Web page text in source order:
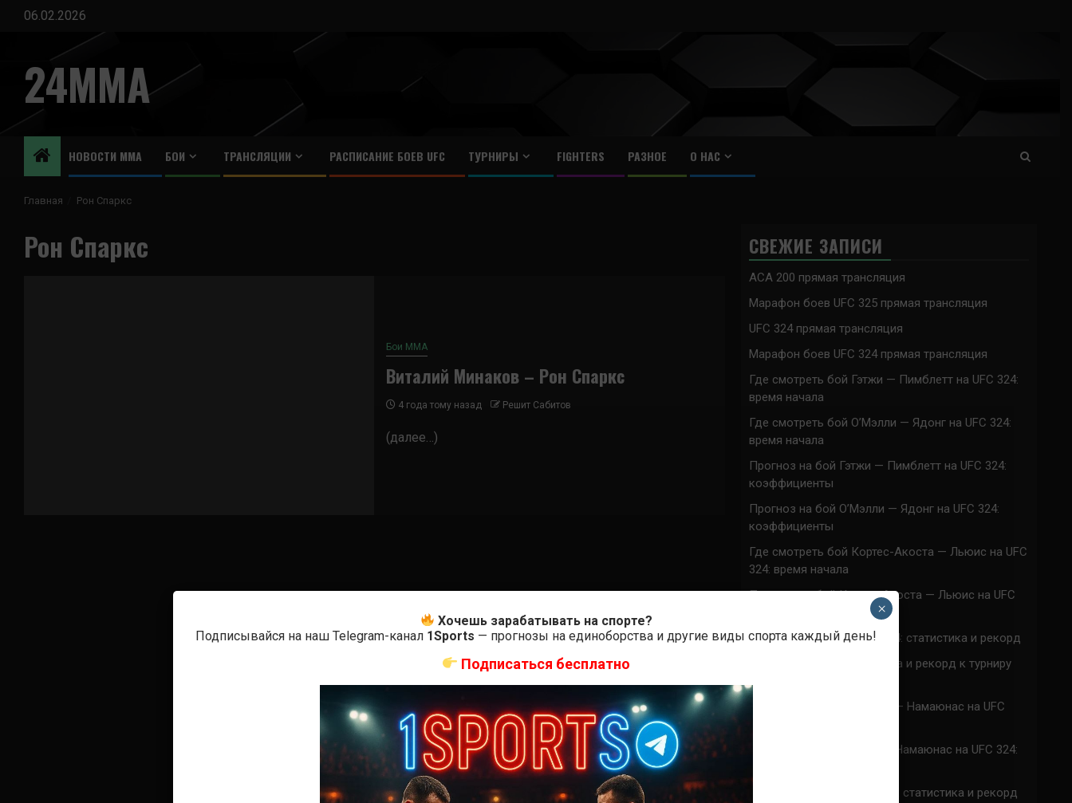
Перейти
содержимому
06.02.2026
24MMA
НОВОСТИ ММА БОИ ТРАНСЛЯЦИИ РАСПИСАНИЕ БОЕВ UFC ТУРНИРЫ FIGHTERS РАЗНОЕ О НАС
Главная Рон Спаркс
Рон Спаркс
Бои ММА
Виталий Минаков – Рон Спаркс
4 года тому назад Решит Сабитов
(далее…)
СВЕЖИЕ ЗАПИСИ
ACA 200 прямая трансляция
Марафон боев UFC 325 прямая трансляция
UFC 324 прямая трансляция
Марафон боев UFC 324 прямая трансляция
Где смотреть бой Гэтжи — Пимблетт на UFC 324:
время начала
Где смотреть бой О’Мэлли — Ядонг на UFC 324:
время начала
Прогноз на бой Гэтжи — Пимблетт на UFC 324:
коэффициенты
Прогноз на бой О’Мэлли — Ядонг на UFC 324:
коэффициенты
Где смотреть бой Кортес-Акоста — Льюис на UFC
324: время начала
Прогноз на бой Кортес-Акоста — Льюис на UFC
Наталья Сильва на UFC 324: статистика и рекорд
Роуз Намаюнас: статистика и рекорд к турниру
Где смотреть бой Сильва — Намаюнас на UFC
Прогноз на бой Сильва — Намаюнас на UFC 324:
Арнольд Аллен на UFC 324: статистика и рекорд
Хочешь зарабатывать на спорте?
Подписывайся на наш Telegram-канал 1Sports — прогнозы на единоборства и другие виды спорта каждый день!
Подписаться бесплатно
×